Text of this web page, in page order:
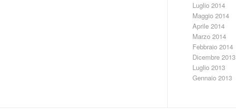
Luglio 2014
Maggio 2014
Aprile 2014
Marzo 2014
Febbraio 2014
Dicembre 2013
Luglio 2013
Gennaio 2013